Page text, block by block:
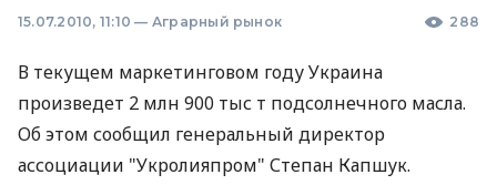
15.07.2010, 11:10 — Аграрный рынок 288
В текущем маркетинговом году Украина
произведет 2 млн 900 тыс т подсолнечного масла.
Об этом сообщил генеральный директор
ассоциации "Укролияпром" Степан Капшук.